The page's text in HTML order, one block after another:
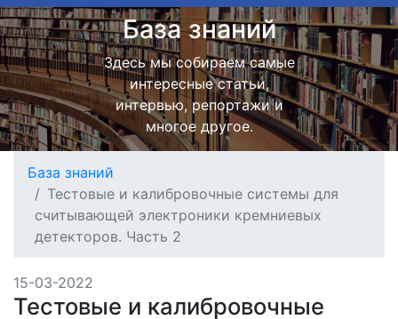
База знаний
Здесь мы собираем самые
интересные статьи,
интервью, репортажи и
многое другое.
База знаний
Тестовые и калибровочные системы для
считывающей электроники кремниевых
детекторов. Часть 2
15-03-2022
Тестовые и калибровочные